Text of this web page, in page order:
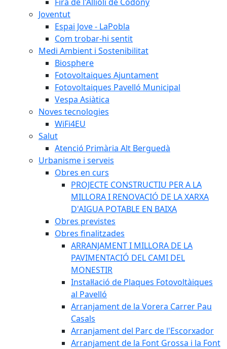
Joventut
Espai Jove - LaPobla
Com trobar-hi sentit
Medi Ambient i Sostenibilitat
Biosphere
Fotovoltaiques Ajuntament
Fotovoltaiques Pavelló Municipal
Vespa Asiàtica
Noves tecnologies
WiFi4EU
Salut
Atenció Primària Alt Berguedà
Urbanisme i serveis
Obres en curs
PROJECTE CONSTRUCTIU PER A LA
MILLORA I RENOVACIÓ DE LA XARXA
D'AIGUA POTABLE EN BAIXA
Obres previstes
Obres finalitzades
ARRANJAMENT I MILLORA DE LA
PAVIMENTACIÓ DEL CAMI DEL
MONESTIR
Instal·lació de Plaques Fotovoltàiques
al Pavelló
Arranjament de la Vorera Carrer Pau
Casals
Arranjament del Parc de l'Escorxador
Arranjament de la Font Grossa i la Font